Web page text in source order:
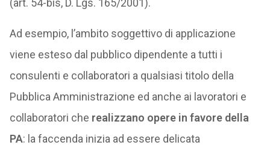
(art. 54-bis, D. Lgs. 165/2001).
Ad esempio, l’ambito soggettivo di applicazione
viene esteso dal pubblico dipendente a tutti i
consulenti e collaboratori a qualsiasi titolo della
Pubblica Amministrazione ed anche ai lavoratori e
collaboratori che realizzano opere in favore della
PA: la faccenda inizia ad essere delicata